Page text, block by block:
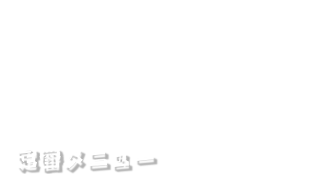
定番メニュー